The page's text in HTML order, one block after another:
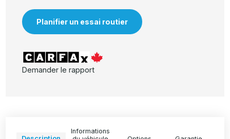
Planifier un essai routier
Demander le rapport
Informations